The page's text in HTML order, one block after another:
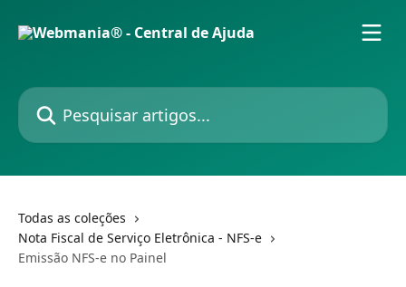
Pesquisar artigos...
Todas as coleções
Nota Fiscal de Serviço Eletrônica - NFS-e
Emissão NFS-e no Painel